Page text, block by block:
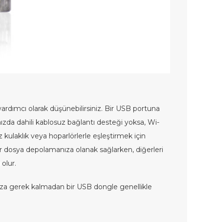
olarak düşünebilirsiniz. Bir USB portuna
dahili kablosuz bağlantı desteği yoksa, Wi-
kulaklık veya hoparlörlerle eşleştirmek için
depolamanıza olanak sağlarken, diğerleri
gerek kalmadan bir USB dongle genellikle